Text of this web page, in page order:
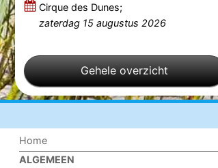
Cirque des Dunes;
zaterdag 15 augustus 2026
Gehele overzicht
Home
ALGEMEEN